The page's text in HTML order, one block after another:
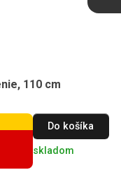
110 cm
Do košíka
skladom